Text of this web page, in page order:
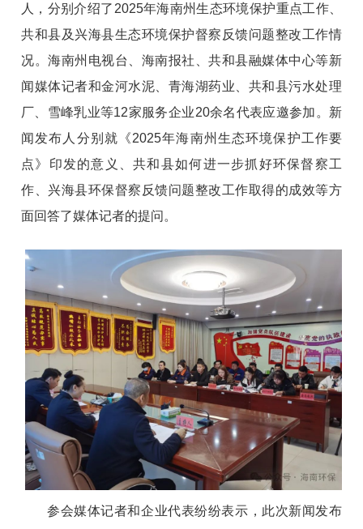
人，分别介绍了2025年海南州生态环境保护重点工作、
共和县及兴海县生态环境保护督察反馈问题整改工作情
况。海南州电视台、海南报社、共和县融媒体中心等新
闻媒体记者和金河水泥、青海湖药业、共和县污水处理
厂、雪峰乳业等12家服务企业20余名代表应邀参加。新
闻发布人分别就《2025年海南州生态环境保护工作要
点》印发的意义、共和县如何进一步抓好环保督察工
作、兴海县环保督察反馈问题整改工作取得的成效等方
面回答了媒体记者的提问。
参会媒体记者和企业代表纷纷表示，此次新闻发布